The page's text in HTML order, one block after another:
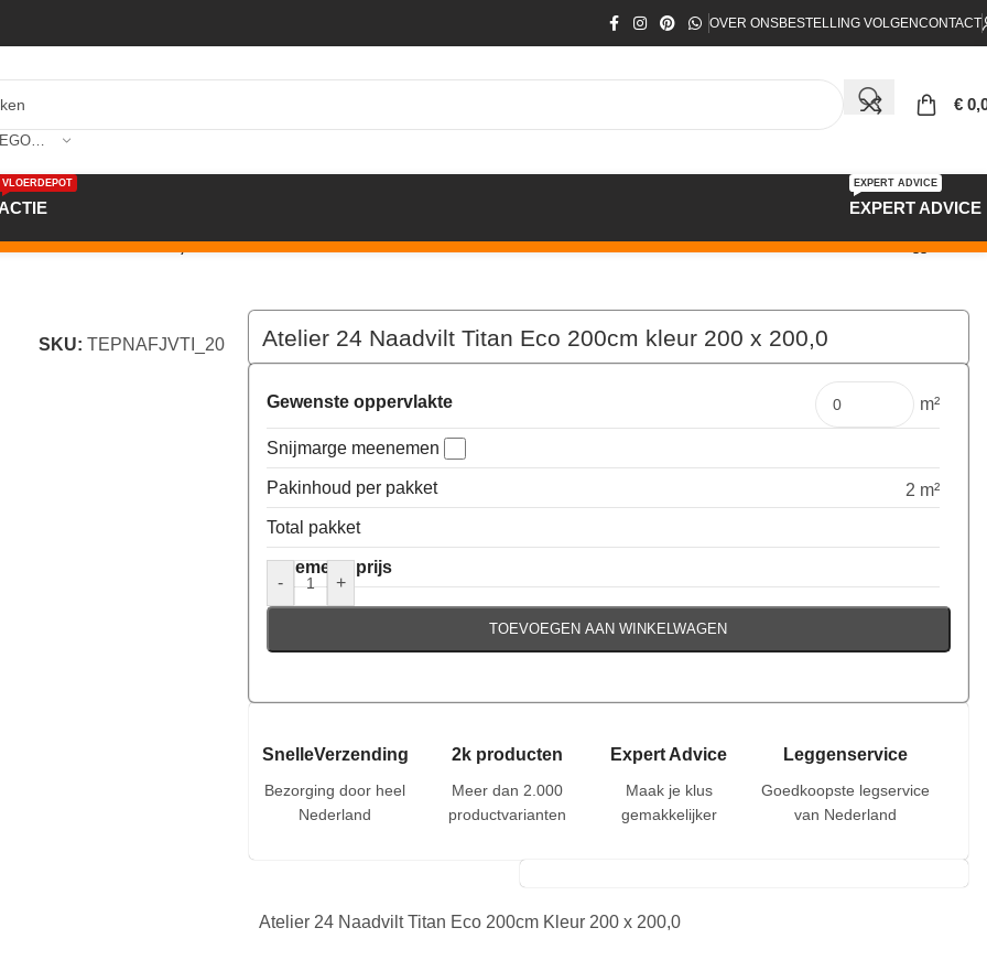
OVER ONSBESTELLING VOLGENCONTACT
€
VLOERDEPOT
EXPERT ADVICE
EXPERT ADVICE
kleur 200 x 200,0
SKU: TEPNAFJVTI_20
Atelier 24 Naadvilt Titan Eco 200cm kleur 200 x 200,0
€41,90 per mtr
Gewenste oppervlakte m²
Snijmarge meenemen
Pakinhoud per pakket
2 m²
Total pakket
Algemene prijs
-
+
TOEVOEGEN AAN WINKELWAGEN
SnelleVerzending
Bezorging door heel
Nederland
2k producten
Meer dan 2.000
productvarianten
Expert Advice
Maak je klus
gemakkelijker
Leggenservice
Goedkoopste legservice
van Nederland
Atelier 24 Naadvilt Titan Eco 200cm Kleur 200 x 200,0